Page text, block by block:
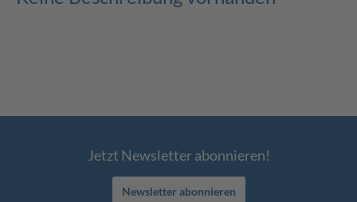
Jetzt Newsletter abonnieren!
Newsletter abonnieren